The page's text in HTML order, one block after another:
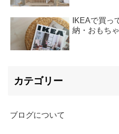
IKEAで買っ
納・おもち
カテゴリー
ブログについて